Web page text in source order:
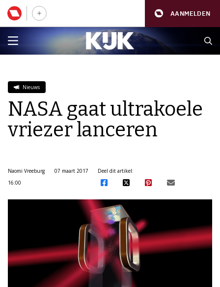
AANMELDEN
Nieuws
NASA gaat ultrakoele
vriezer lanceren
Naomi Vreeburg
07 maart 2017
16:00
Deel dit artikel: